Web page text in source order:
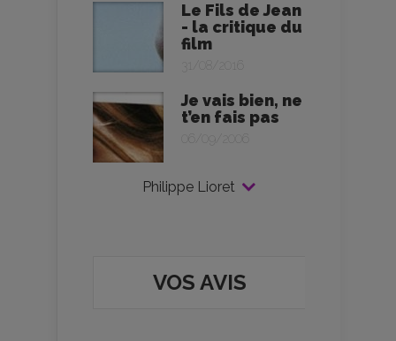
Le Fils de Jean
- la critique du
film
31/08/2016
Je vais bien, ne
t’en fais pas
Philippe Lioret
VOS AVIS